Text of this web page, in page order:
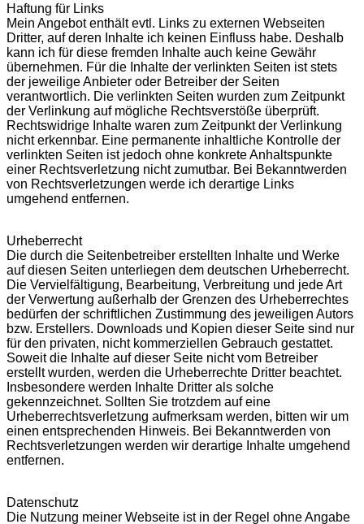
Haftung für Links
Mein Angebot enthält evtl. Links zu externen Webseiten
Dritter, auf deren Inhalte ich keinen Einfluss habe. Deshalb
kann ich für diese fremden Inhalte auch keine Gewähr
übernehmen. Für die Inhalte der verlinkten Seiten ist stets
der jeweilige Anbieter oder Betreiber der Seiten
verantwortlich. Die verlinkten Seiten wurden zum Zeitpunkt
der Verlinkung auf mögliche Rechtsverstöße überprüft.
Rechtswidrige Inhalte waren zum Zeitpunkt der Verlinkung
nicht erkennbar. Eine permanente inhaltliche Kontrolle der
verlinkten Seiten ist jedoch ohne konkrete Anhaltspunkte
einer Rechtsverletzung nicht zumutbar. Bei Bekanntwerden
von Rechtsverletzungen werde ich derartige Links
umgehend entfernen.
Urheberrecht
Die durch die Seitenbetreiber erstellten Inhalte und Werke
auf diesen Seiten unterliegen dem deutschen Urheberrecht.
Die Vervielfältigung, Bearbeitung, Verbreitung und jede Art
der Verwertung außerhalb der Grenzen des Urheberrechtes
bedürfen der schriftlichen Zustimmung des jeweiligen Autors
bzw. Erstellers. Downloads und Kopien dieser Seite sind nur
für den privaten, nicht kommerziellen Gebrauch gestattet.
Soweit die Inhalte auf dieser Seite nicht vom Betreiber
erstellt wurden, werden die Urheberrechte Dritter beachtet.
Insbesondere werden Inhalte Dritter als solche
gekennzeichnet. Sollten Sie trotzdem auf eine
Urheberrechtsverletzung aufmerksam werden, bitten wir um
einen entsprechenden Hinweis. Bei Bekanntwerden von
Rechtsverletzungen werden wir derartige Inhalte umgehend
entfernen.
Datenschutz
Die Nutzung meiner Webseite ist in der Regel ohne Angabe